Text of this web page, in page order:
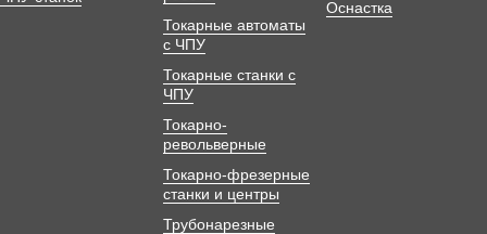
Токарные автоматы
с ЧПУ
Токарные станки с
ЧПУ
Токарно-
револьверные
Токарно-фрезерные
станки и центры
Трубонарезные
Оснастка